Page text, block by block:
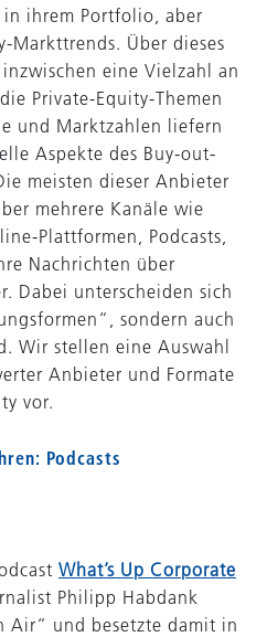
ihrem Portfolio, aber
Markttrends. Über dieses
eine Vielzahl an
Private-Equity-Themen
und Marktzahlen liefern
Aspekte des Buy-out-
meisten dieser Anbieter
mehrere Kanäle wie
Plattformen, Podcasts,
Nachrichten über
Dabei unterscheiden sich
sondern auch
Wir stellen eine Auswahl
Anbieter und Formate
vor.
Podcasts
What’s Up Corporate
Philipp Habdank
Air“ und besetzte damit in